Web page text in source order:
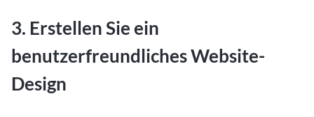
3. Erstellen Sie ein
benutzerfreundliches Website-
Design